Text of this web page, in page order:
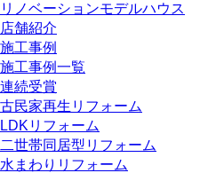
リノベーションモデルハウス
店舗紹介
施工事例
施工事例一覧
連続受賞
古民家再生リフォーム
LDKリフォーム
二世帯同居型リフォーム
水まわりリフォーム